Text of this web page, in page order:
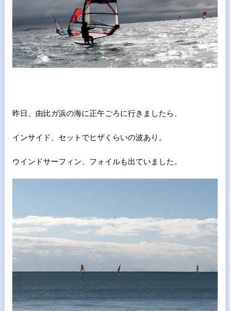
昨日、由比ガ浜の海に正午ごろに行きましたら、
インサイド、セットでヒザくらいの波あり。
ウインドサーフィン、フォイルも出ていました。